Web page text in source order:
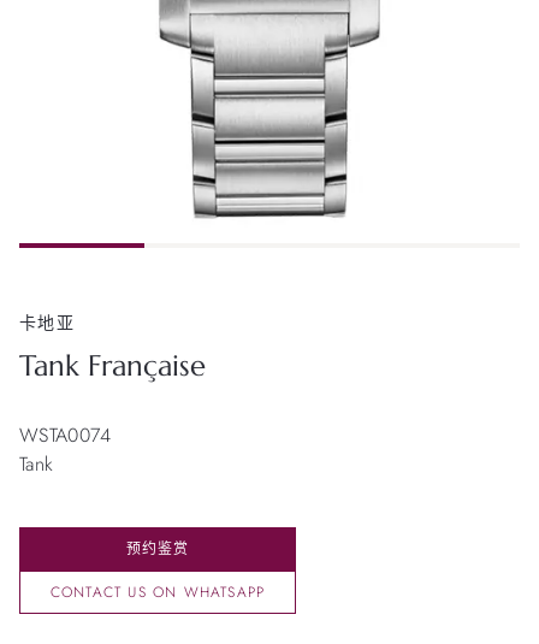
卡地亚
Tank Française
WSTA0074
Tank
预约鉴赏
CONTACT US ON WHATSAPP